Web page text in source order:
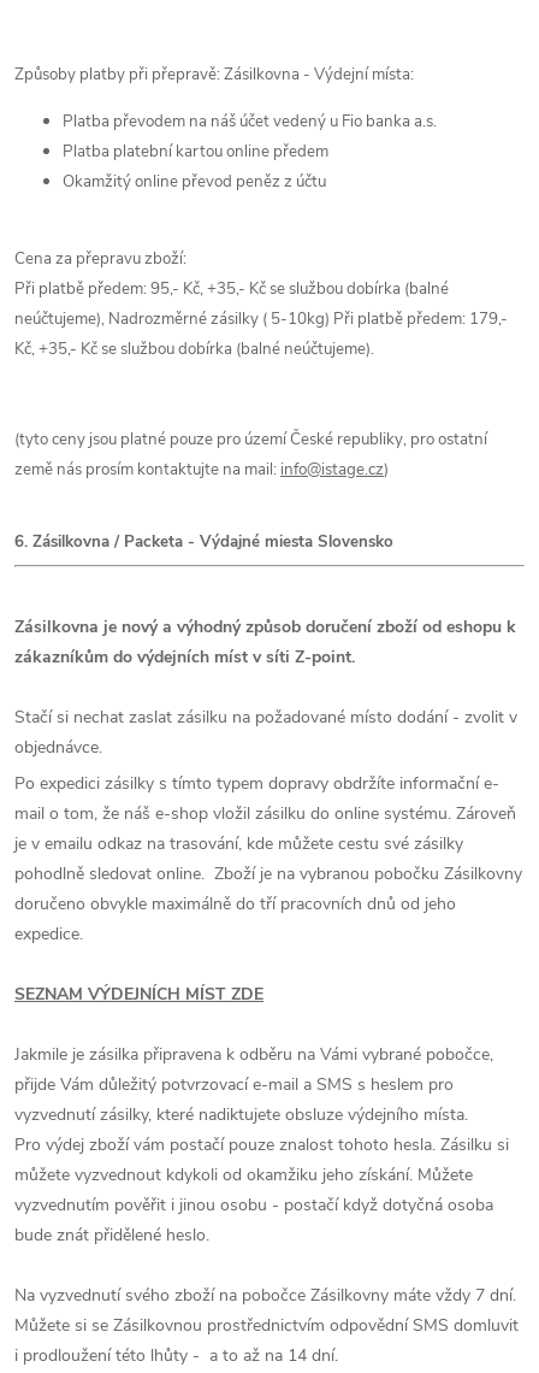
Způsoby platby při přepravě: Zásilkovna - Výdejní místa:
Platba převodem na náš účet vedený u Fio banka a.s.
Platba platební kartou online předem
Okamžitý online převod peněz z účtu
Cena za přepravu zboží:
Při platbě předem: 95,- Kč, +35,- Kč se službou dobírka (balné
neúčtujeme), Nadrozměrné zásilky ( 5-10kg) Při platbě předem: 179,-
Kč, +35,- Kč se službou dobírka (balné neúčtujeme).
(tyto ceny jsou platné pouze pro území České republiky, pro ostatní
země nás prosím kontaktujte na mail: info@istage.cz)
6. Zásilkovna / Packeta - Výdajné miesta Slovensko
Zásilkovna je nový a výhodný způsob doručení zboží od eshopu k
zákazníkům do výdejních míst v síti Z-point.
Stačí si nechat zaslat zásilku na požadované místo dodání - zvolit v
objednávce.
Po expedici zásilky s tímto typem dopravy obdržíte informační e-
mail o tom, že náš e-shop vložil zásilku do online systému. Zároveň
je v emailu odkaz na trasování, kde můžete cestu své zásilky
pohodlně sledovat online. Zboží je na vybranou pobočku Zásilkovny
doručeno obvykle maximálně do tří pracovních dnů od jeho
expedice.
SEZNAM VÝDEJNÍCH MÍST ZDE
Jakmile je zásilka připravena k odběru na Vámi vybrané pobočce,
přijde Vám důležitý potvrzovací e-mail a SMS s heslem pro
vyzvednutí zásilky, které nadiktujete obsluze výdejního místa.
Pro výdej zboží vám postačí pouze znalost tohoto hesla. Zásilku si
můžete vyzvednout kdykoli od okamžiku jeho získání. Můžete
vyzvednutím pověřit i jinou osobu - postačí když dotyčná osoba
bude znát přidělené heslo.
Na vyzvednutí svého zboží na pobočce Zásilkovny máte vždy 7 dní.
Můžete si se Zásilkovnou prostřednictvím odpovědní SMS domluvit
i prodloužení této lhůty - a to až na 14 dní.